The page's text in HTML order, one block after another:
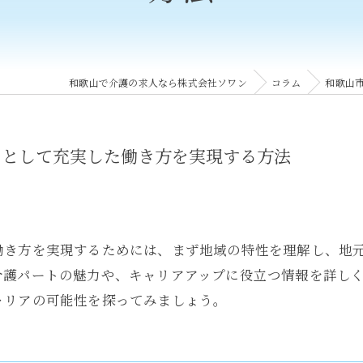
和歌山で介護の求人なら株式会社ソワン コラム 和歌山
して充実した働き方を実現する方法
方を実現するためには、まず地域の特性を理解し、
パートの魅力や、キャリアアップに役立つ情報を詳し
アの可能性を探ってみましょう。